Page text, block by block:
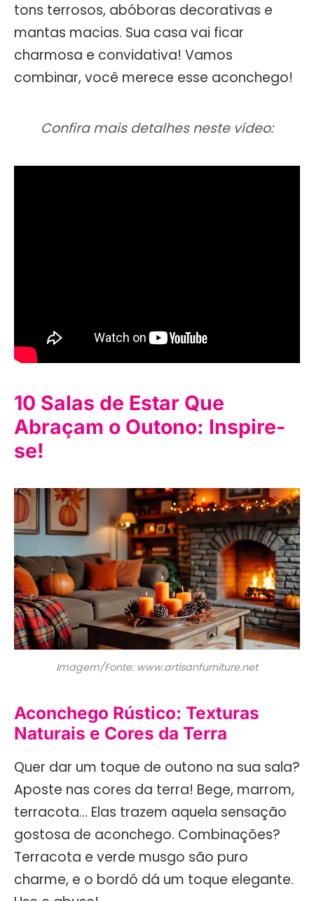
tons terrosos, abóboras decorativas e
mantas macias. Sua casa vai ficar
charmosa e convidativa! Vamos
combinar, você merece esse aconchego!
Confira mais detalhes neste vídeo:
10 Salas de Estar Que
Abraçam o Outono: Inspire-
se!
Imagem/Fonte: www.artisanfurniture.net
Aconchego Rústico: Texturas
Naturais e Cores da Terra
Quer dar um toque de outono na sua sala?
Aposte nas cores da terra! Bege, marrom,
terracota… Elas trazem aquela sensação
gostosa de aconchego. Combinações?
Terracota e verde musgo são puro
charme, e o bordô dá um toque elegante.